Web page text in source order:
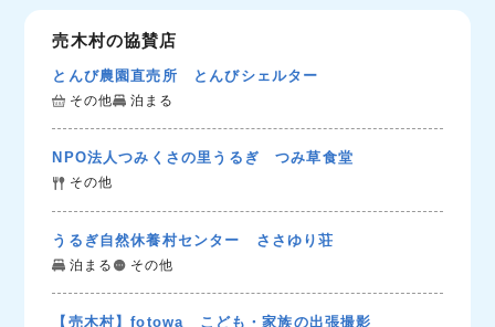
売木村の協賛店
とんび農園直売所 とんびシェルター
その他 泊まる
NPO法人つみくさの里うるぎ つみ草食堂
その他
うるぎ自然休養村センター ささゆり荘
泊まる その他
【売木村】fotowa こども・家族の出張撮影